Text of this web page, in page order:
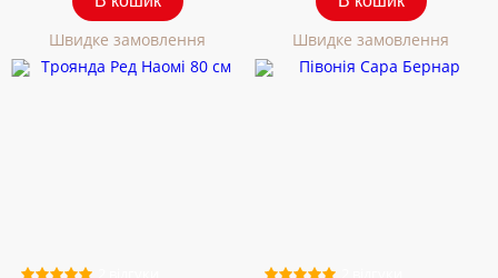
Швидке замовлення Швидке замовлення